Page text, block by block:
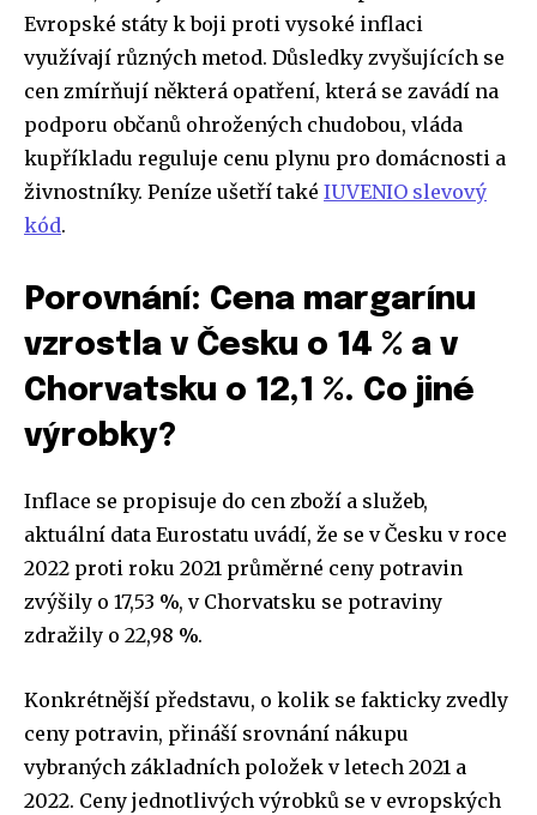
Evropské státy k boji proti vysoké inflaci
využívají různých metod. Důsledky zvyšujících se
cen zmírňují některá opatření, která se zavádí na
podporu občanů ohrožených chudobou, vláda
kupříkladu reguluje cenu plynu pro domácnosti a
živnostníky. Peníze ušetří také IUVENIO slevový
kód.
Porovnání: Cena margarínu
vzrostla v Česku o 14 % a v
Chorvatsku o 12,1 %. Co jiné
výrobky?
Inflace se propisuje do cen zboží a služeb,
aktuální data Eurostatu uvádí, že se v Česku v roce
2022 proti roku 2021 průměrné ceny potravin
zvýšily o 17,53 %, v Chorvatsku se potraviny
zdražily o 22,98 %.
Konkrétnější představu, o kolik se fakticky zvedly
ceny potravin, přináší srovnání nákupu
vybraných základních položek v letech 2021 a
2022. Ceny jednotlivých výrobků se v evropských